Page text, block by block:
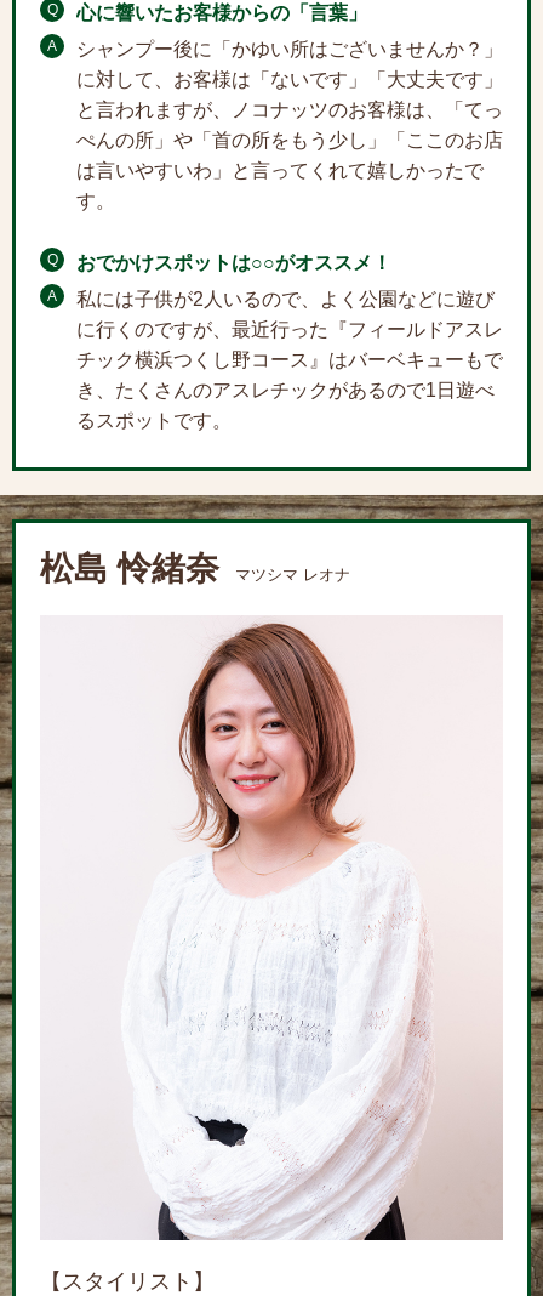
Q 心に響いたお客様からの「言葉」
A
シャンプー後に「かゆい所はございませんか？」
に対して、お客様は「ないです」「大丈夫です」
と言われますが、ノコナッツのお客様は、「てっ
ぺんの所」や「首の所をもう少し」「ここのお店
は言いやすいわ」と言ってくれて嬉しかったで
す。
Q おでかけスポットは○○がオススメ！
A
私には子供が2人いるので、よく公園などに遊び
に行くのですが、最近行った『フィールドアスレ
チック横浜つくし野コース』はバーベキューもで
き、たくさんのアスレチックがあるので1日遊べ
るスポットです。
松島 怜緒奈 マツシマ レオナ
【スタイリスト】